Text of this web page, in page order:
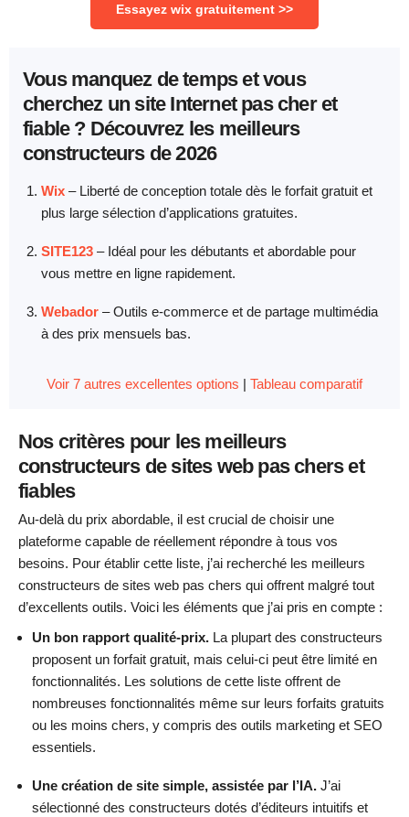
Essayez wix gratuitement >>
Vous manquez de temps et vous
cherchez un site Internet pas cher et
fiable ? Découvrez les meilleurs
constructeurs de 2026
Wix – Liberté de conception totale dès le forfait gratuit et
plus large sélection d’applications gratuites.
SITE123 – Idéal pour les débutants et abordable pour
vous mettre en ligne rapidement.
Webador –Outils e-commerce et de partage multimédia
à des prix mensuels bas.
Voir 7 autres excellentes options | Tableau comparatif
Nos critères pour les meilleurs
constructeurs de sites web pas chers et
fiables
Au-delà du prix abordable, il est crucial de choisir une
plateforme capable de réellement répondre à tous vos
besoins. Pour établir cette liste, j’ai recherché les meilleurs
constructeurs de sites web pas chers qui offrent malgré tout
d’excellents outils. Voici les éléments que j’ai pris en compte :
Un bon rapport qualité-prix. La plupart des constructeurs
proposent un forfait gratuit, mais celui-ci peut être limité en
fonctionnalités. Les solutions de cette liste offrent de
nombreuses fonctionnalités même sur leurs forfaits gratuits
ou les moins chers, y compris des outils marketing et SEO
essentiels.
Une création de site simple, assistée par l’IA. J’ai
sélectionné des constructeurs dotés d’éditeurs intuitifs et